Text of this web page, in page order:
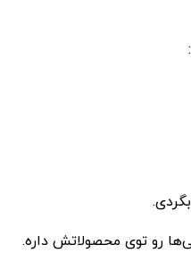
رو توی محصولاتش داره.